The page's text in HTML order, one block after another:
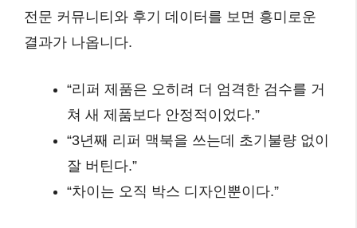
전문 커뮤니티와 후기 데이터를 보면 흥미로운
결과가 나옵니다.
“리퍼 제품은 오히려 더 엄격한 검수를 거
쳐 새 제품보다 안정적이었다.”
“3년째 리퍼 맥북을 쓰는데 초기불량 없이
잘 버틴다.”
“차이는 오직 박스 디자인뿐이다.”